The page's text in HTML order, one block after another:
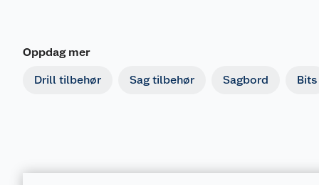
Oppdag mer
Drill tilbehør Sag tilbehør Sagbord Bits